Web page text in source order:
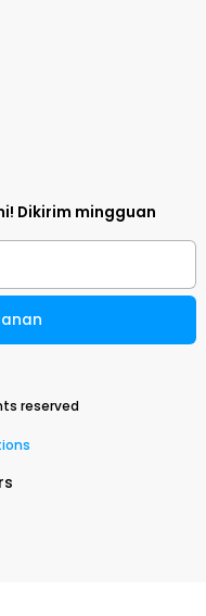
Dikirim mingguan
reserved